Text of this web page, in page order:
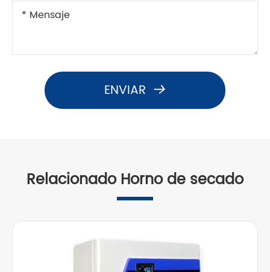
ENVIAR 
Relacionado Horno de secado